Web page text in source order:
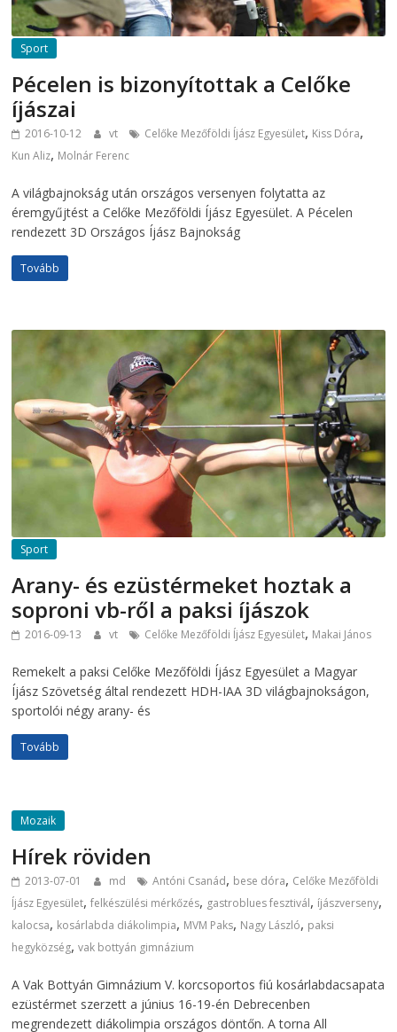
Sport
Pécelen is bizonyítottak a Celőke
íjászai
2016-10-12 vt Celőke Mezőföldi Íjász Egyesület, Kiss Dóra,
Kun Aliz, Molnár Ferenc
A világbajnokság után országos versenyen folytatta az
éremgyűjtést a Celőke Mezőföldi Íjász Egyesület. A Pécelen
rendezett 3D Országos Íjász Bajnokság
Tovább
Sport
Arany- és ezüstérmeket hoztak a
soproni vb-ről a paksi íjászok
2016-09-13 vt Celőke Mezőföldi Íjász Egyesület, Makai János
Remekelt a paksi Celőke Mezőföldi Íjász Egyesület a Magyar
Íjász Szövetség által rendezett HDH-IAA 3D világbajnokságon,
sportolói négy arany- és
Tovább
Mozaik
Hírek röviden
2013-07-01 md Antóni Csanád, bese dóra, Celőke Mezőföldi
Íjász Egyesület,felkészülési mérkőzés, gastroblues fesztivál, íjászverseny,
kalocsa, kosárlabda diákolimpia, MVM Paks, Nagy László, paksi
hegyközség,vak bottyán gimnázium
A Vak Bottyán Gimnázium V. korcsoportos fiú kosárlabdacsapata
ezüstérmet szerzett a június 16-19-én Debrecenben
megrendezett diákolimpia országos döntőn. A torna All